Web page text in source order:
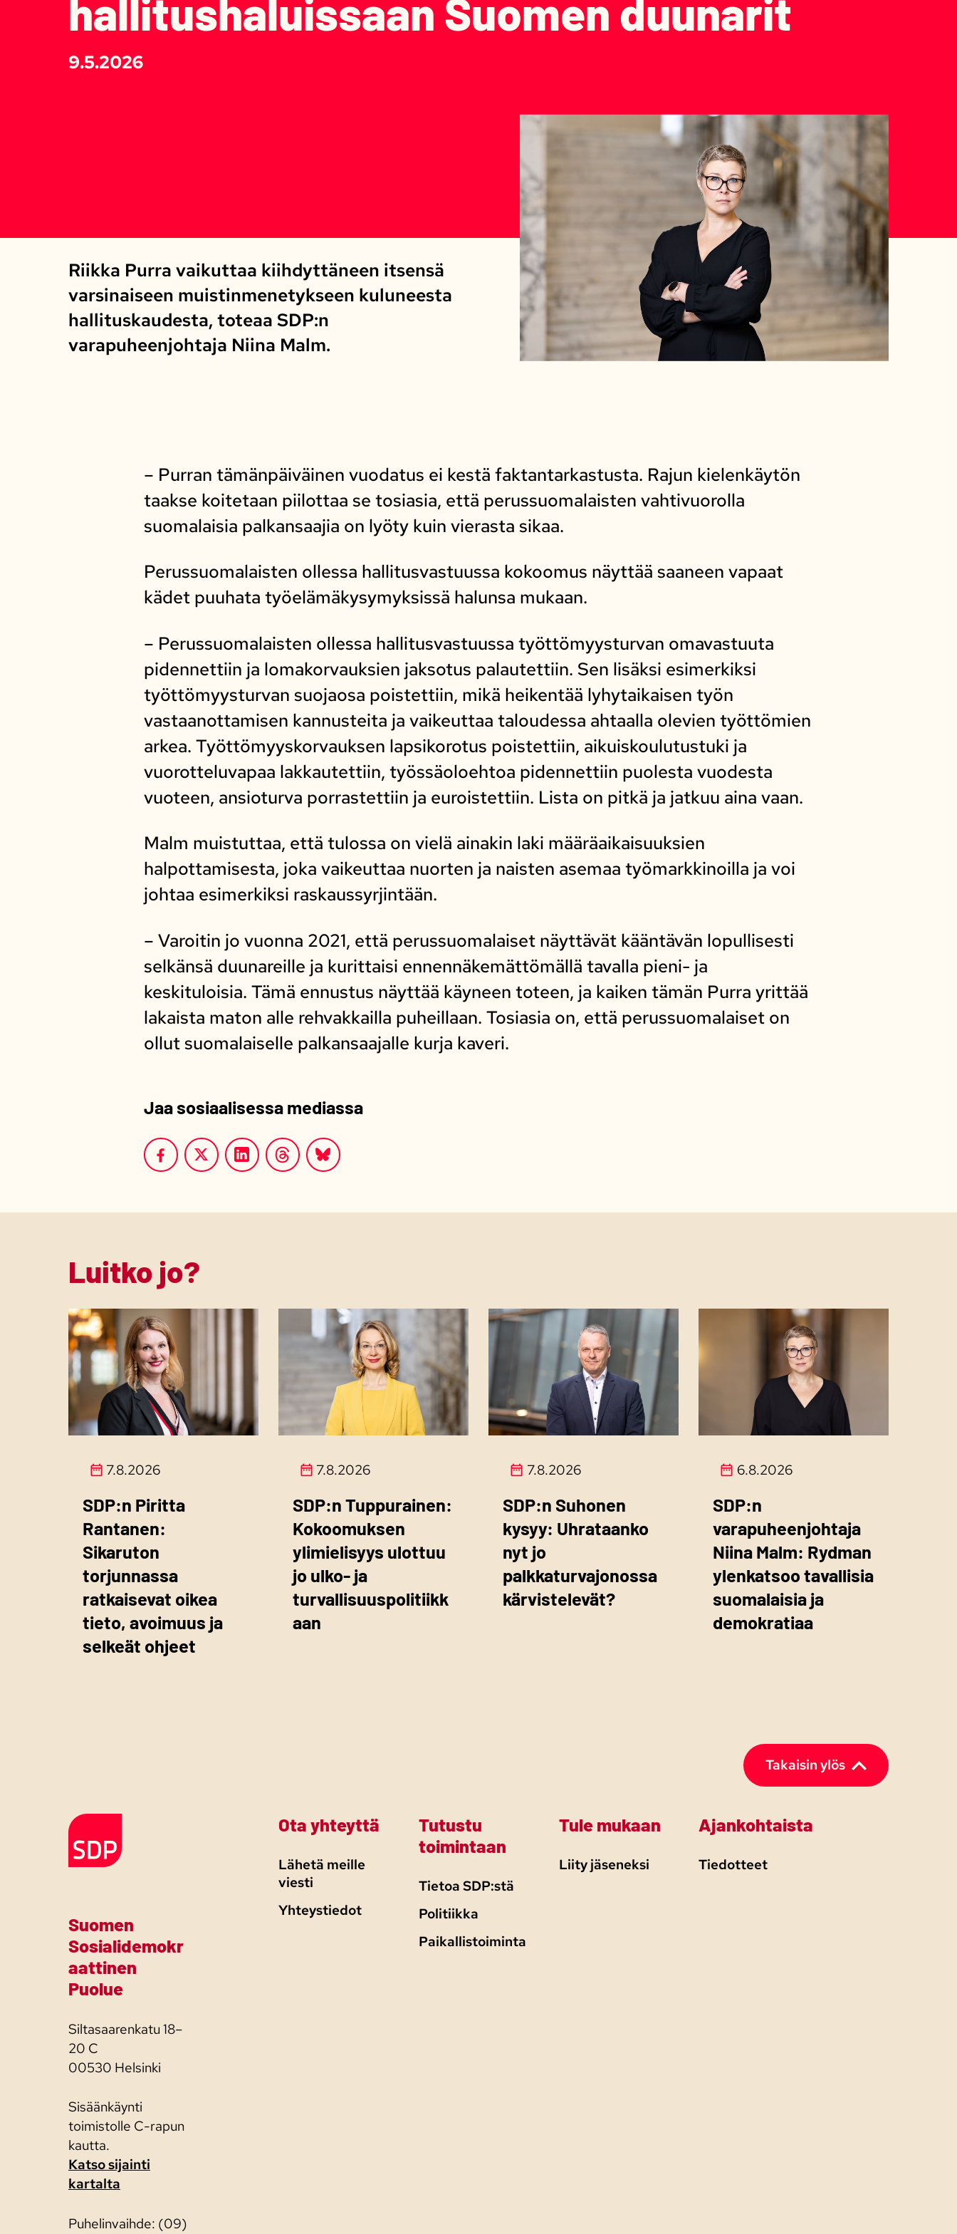
hallitushaluissaan Suomen duunarit
9.5.2026
Riikka Purra vaikuttaa kiihdyttäneen itsensä
varsinaiseen muistinmenetykseen kuluneesta
hallituskaudesta, toteaa SDP:n
varapuheenjohtaja Niina Malm.
– Purran tämänpäiväinen vuodatus ei kestä faktantarkastusta. Rajun kielenkäytön
taakse koitetaan piilottaa se tosiasia, että perussuomalaisten vahtivuorolla
suomalaisia palkansaajia on lyöty kuin vierasta sikaa.
Perussuomalaisten ollessa hallitusvastuussa kokoomus näyttää saaneen vapaat
kädet puuhata työelämäkysymyksissä halunsa mukaan.
– Perussuomalaisten ollessa hallitusvastuussa työttömyysturvan omavastuuta
pidennettiin ja lomakorvauksien jaksotus palautettiin. Sen lisäksi esimerkiksi
työttömyysturvan suojaosa poistettiin, mikä heikentää lyhytaikaisen työn
vastaanottamisen kannusteita ja vaikeuttaa taloudessa ahtaalla olevien työttömien
arkea. Työttömyyskorvauksen lapsikorotus poistettiin, aikuiskoulutustuki ja
vuorotteluvapaa lakkautettiin, työssäoloehtoa pidennettiin puolesta vuodesta
vuoteen, ansioturva porrastettiin ja euroistettiin. Lista on pitkä ja jatkuu aina vaan.
Malm muistuttaa, että tulossa on vielä ainakin laki määräaikaisuuksien
halpottamisesta, joka vaikeuttaa nuorten ja naisten asemaa työmarkkinoilla ja voi
johtaa esimerkiksi raskaussyrjintään.
– Varoitin jo vuonna 2021, että perussuomalaiset näyttävät kääntävän lopullisesti
selkänsä duunareille ja kurittaisi ennennäkemättömällä tavalla pieni- ja
keskituloisia. Tämä ennustus näyttää käyneen toteen, ja kaiken tämän Purra yrittää
lakaista maton alle rehvakkailla puheillaan. Tosiasia on, että perussuomalaiset on
ollut suomalaiselle palkansaajalle kurja kaveri.
Jaa sosiaalisessa mediassa
Luitko jo?
7.8.2026
SDP:n Piritta
Rantanen:
Sikaruton
torjunnassa
ratkaisevat oikea
tieto, avoimuus ja
selkeät ohjeet
7.8.2026
SDP:n Tuppurainen:
Kokoomuksen
ylimielisyys ulottuu
jo ulko- ja
turvallisuuspolitiikk
aan
7.8.2026
SDP:n Suhonen
kysyy: Uhrataanko
nyt jo
palkkaturvajonossa
kärvistelevät?
6.8.2026
SDP:n
varapuheenjohtaja
Niina Malm: Rydman
ylenkatsoo tavallisia
suomalaisia ja
demokratiaa
Takaisin ylös
Etusivulle
Suomen
Sosialidemokr
aattinen
Puolue
Siltasaarenkatu 18–
20 C
00530 Helsinki
Sisäänkäynti
toimistolle C-rapun
kautta.
Katso sijainti
kartalta
Puhelinvaihde: (09)
Ota yhteyttä
Lähetä meille
viesti
Yhteystiedot
Tutustu
toimintaan
Tietoa SDP:stä
Politiikka
Paikallistoiminta
Tule mukaan
Liity jäseneksi
Ajankohtaista
Tiedotteet